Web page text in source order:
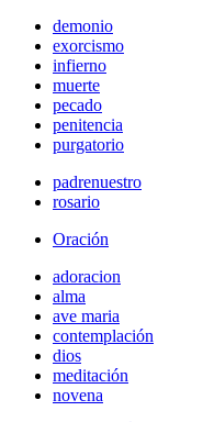
demonio
exorcismo
infierno
muerte
pecado
penitencia
purgatorio
padrenuestro
rosario
Oración
adoracion
alma
ave maria
contemplación
dios
meditación
novena